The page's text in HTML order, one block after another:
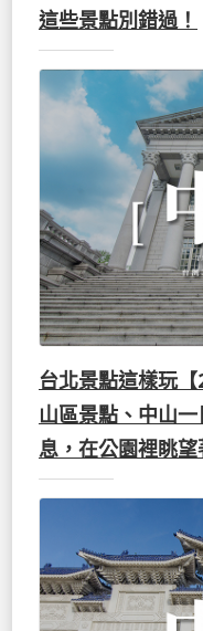
這些景點別錯過！
台北景點這樣玩
山區景點、中山
息，在公園裡眺